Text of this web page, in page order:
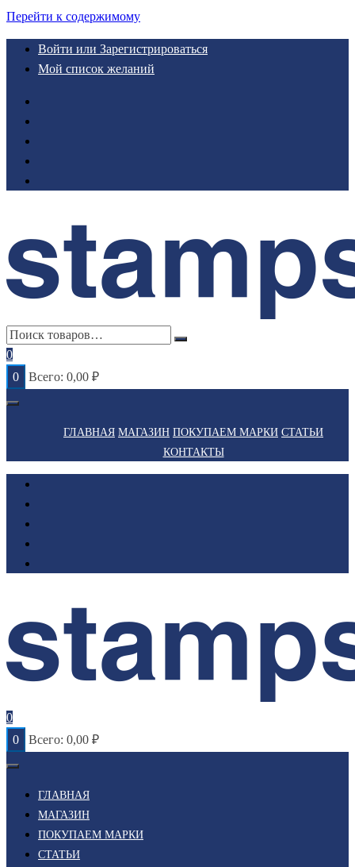
Перейти к содержимому
Войти или Зарегистрироваться
Мой список желаний
0
0
Всего: 0,00 ₽
ГЛАВНАЯ МАГАЗИН ПОКУПАЕМ МАРКИ СТАТЬИ
КОНТАКТЫ
0
0
Всего: 0,00 ₽
ГЛАВНАЯ
МАГАЗИН
ПОКУПАЕМ МАРКИ
СТАТЬИ